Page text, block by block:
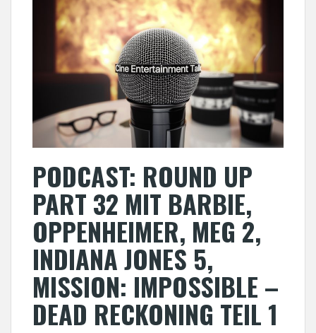
PODCAST: ROUND UP
PART 32 MIT BARBIE,
OPPENHEIMER, MEG 2,
INDIANA JONES 5,
MISSION: IMPOSSIBLE –
DEAD RECKONING TEIL 1